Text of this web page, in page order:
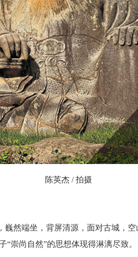
陈英杰 / 拍摄
端坐，背屏清源，面对古城，空
崇尚自然”的思想体现得淋漓尽致。